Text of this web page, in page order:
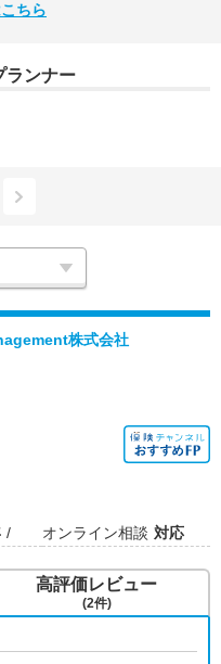
ちら
ランナー
株式会社
オンライン相談 対応
高評価レビュー
(2件)